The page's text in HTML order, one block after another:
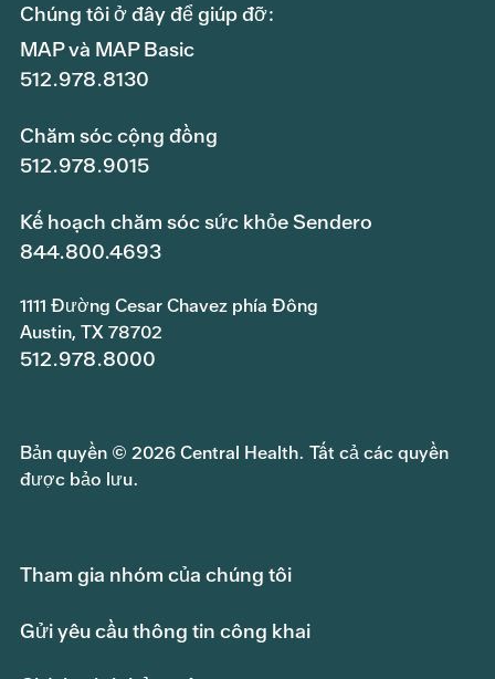
Chúng tôi ở đây để giúp đỡ:
MAP và MAP Basic
512.978.8130
Chăm sóc cộng đồng
512.978.9015
Kế hoạch chăm sóc sức khỏe Sendero
844.800.4693
1111 Đường Cesar Chavez phía Đông
Austin, TX 78702
512.978.8000
Bản quyền © 2026 Central Health. Tất cả các quyền
được bảo lưu.
Tham gia nhóm của chúng tôi
Gửi yêu cầu thông tin công khai